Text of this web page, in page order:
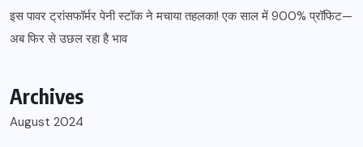
इस पावर ट्रांसफॉर्मर पेनी स्टॉक ने मचाया तहलका! एक साल में 900% प्रॉफिट—
अब फिर से उछल रहा है भाव
Archives
August 2024